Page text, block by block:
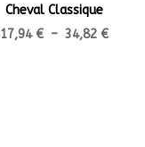
Cheval Classique
17,94 € – 34,82 €Plage